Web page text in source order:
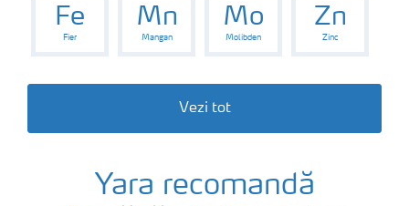
Fe
Fier
Mn
Mangan
Mo
Molibden
Zn
Zinc
Vezi tot
Yara recomandă